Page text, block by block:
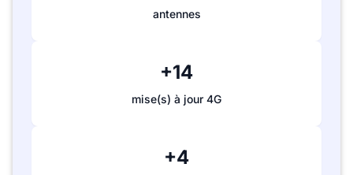
antennes
+14
mise(s) à jour 4G
+4